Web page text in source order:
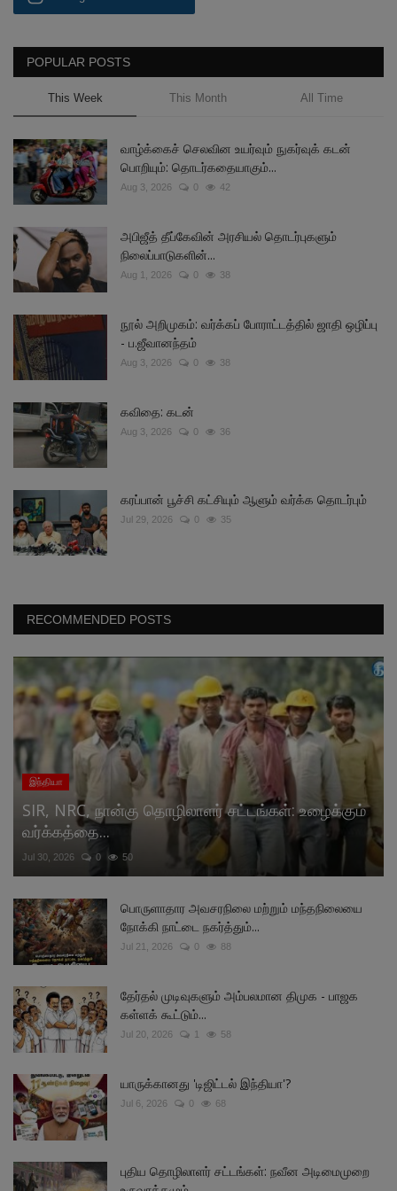
POPULAR POSTS
This Week This Month All Time
வாழ்க்கைச் செலவின உயர்வும் நுகர்வுக் கடன்
பொறியும்: தொடர்கதையாகும்...
Aug 3, 2026 0 42
அபிஜீத் தீப்கேவின் அரசியல் தொடர்புகளும்
நிலைப்பாடுகளின்...
Aug 1, 2026 0 38
நூல் அறிமுகம்: வர்க்கப் போராட்டத்தில் ஜாதி ஒழிப்பு
- ப.ஜீவானந்தம்
Aug 3, 2026 0 38
கவிதை: கடன்
Aug 3, 2026 0 36
கரப்பான் பூச்சி கட்சியும் ஆளும் வர்க்க தொடர்பும்
Jul 29, 2026 0 35
RECOMMENDED POSTS
இந்தியா
SIR, NRC, நான்கு தொழிலாளர் சட்டங்கள்: உழைக்கும்
வர்க்கத்தை...
Jul 30, 2026 0 50
பொருளாதார அவசரநிலை மற்றும் மந்தநிலையை
நோக்கி நாட்டை நகர்த்தும்...
Jul 21, 2026 0 88
தேர்தல் முடிவுகளும் அம்பலமான திமுக - பாஜக
கள்ளக் கூட்டும்...
Jul 20, 2026 1 58
யாருக்கானது 'டிஜிட்டல் இந்தியா'?
Jul 6, 2026 0 68
புதிய தொழிலாளர் சட்டங்கள்: நவீன அடிமைமுறை